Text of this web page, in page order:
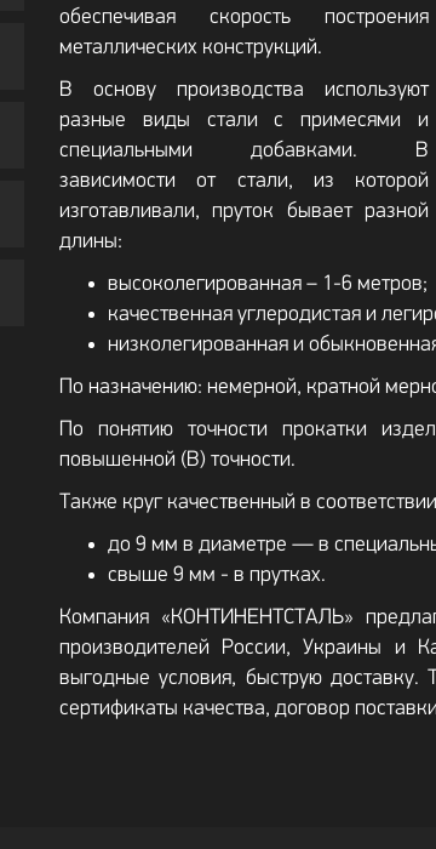
обеспечивая скорость построения
металлических конструкций.
В основу производства используют
разные виды стали с примесями и
специальными добавками. В
зависимости от стали, из которой
изготавливали, пруток бывает разной
длины:
высоколегированная – 1-6 метров;
качественная углеродистая и
низколегированная и
По назначению: немерной, кратной
По понятию точности прокатки
повышенной (В) точности.
Также круг качественный в
до 9 мм в диаметре — в
свыше 9 мм - в прутках.
Компания «КОНТИНЕНТСТАЛЬ»
производителей России, Украины и
выгодные условия, быструю
сертификаты качества, договор